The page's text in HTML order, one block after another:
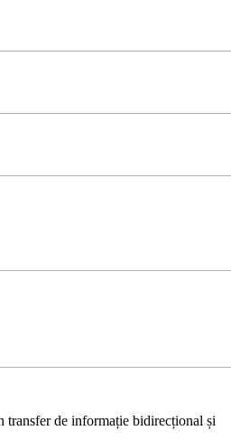
transfer de informație bidirecțional și